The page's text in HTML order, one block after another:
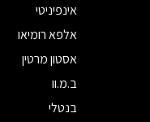
אינפיניטי
אלפא רומיאו
אסטון מרטין
ב.מ.וו
בנטלי